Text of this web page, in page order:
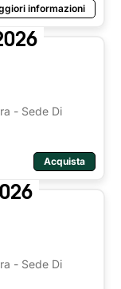
informazioni
- Sede Di
Acquista
- Sede Di